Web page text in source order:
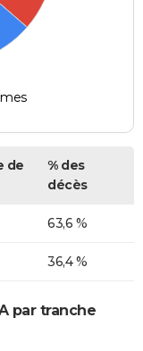
de
% des
décès
63,6 %
36,4 %
par tranche